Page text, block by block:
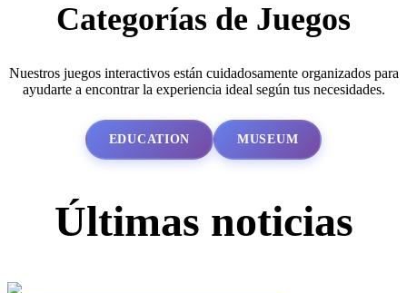
Categorías de Juegos
Nuestros juegos interactivos están cuidadosamente organizados para
ayudarte a encontrar la experiencia ideal según tus necesidades.
EDUCATION MUSEUM
Últimas noticias